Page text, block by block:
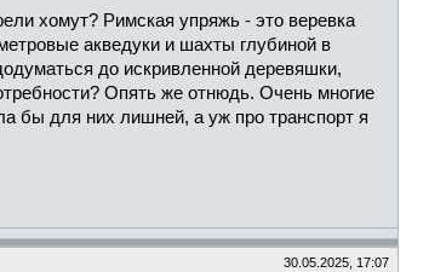
хомут? Римская упряжь - это веревка
акведуки и шахты глубиной в
до искривленной деревяшки,
Опять же отнюдь. Очень многие
бы для них лишней, а уж про транспорт я
30.05.2025, 17:07